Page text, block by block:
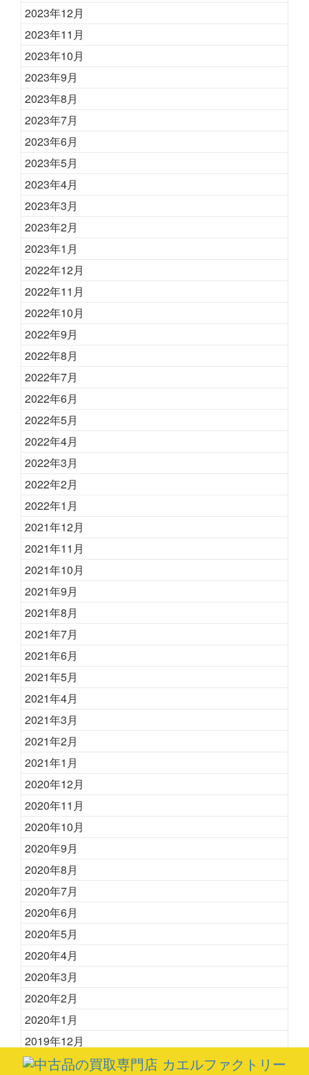
2023年12月
2023年11月
2023年10月
2023年9月
2023年8月
2023年7月
2023年6月
2023年5月
2023年4月
2023年3月
2023年2月
2023年1月
2022年12月
2022年11月
2022年10月
2022年9月
2022年8月
2022年7月
2022年6月
2022年5月
2022年4月
2022年3月
2022年2月
2022年1月
2021年12月
2021年11月
2021年10月
2021年9月
2021年8月
2021年7月
2021年6月
2021年5月
2021年4月
2021年3月
2021年2月
2021年1月
2020年12月
2020年11月
2020年10月
2020年9月
2020年8月
2020年7月
2020年6月
2020年5月
2020年4月
2020年3月
2020年2月
2020年1月
2019年12月
2019年11月